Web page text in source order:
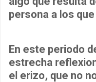
persona a los
En este periodo
estrecha
el erizo, que no